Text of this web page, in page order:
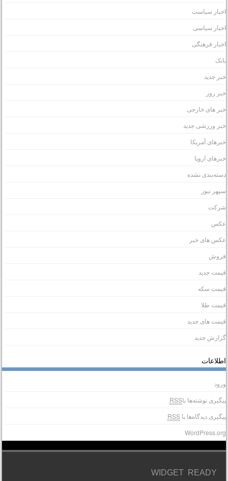
سیاست
سیاسی
فرهنگی
جدید
روز
های خارجی
ورزشی جدید
آمریکا
اروپا
نشده
نیوز
های خبر
جدید
سکه
طلا
های جدید
جدید
نوشته‌ها باRSS
دیدگاه‌ها باRSS
WIDGET READY